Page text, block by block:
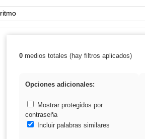
Palabra o frase:
Resultados de: ritmo
0medios totales (hay filtros aplicados)
Opciones adicionales:
Mostrar protegidos por
contraseña
Incluir palabras similares